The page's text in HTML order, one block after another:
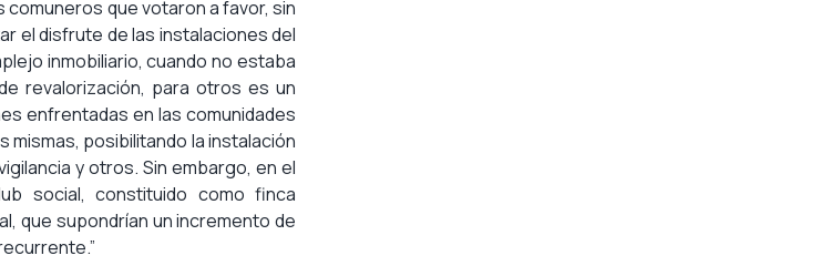
comuneros que votaron a favor, sin
el disfrute de las instalaciones del
inmobiliario, cuando no estaba
revalorización, para otros es un
enfrentadas en las comunidades
mismas, posibilitando la instalación
y otros. Sin embargo, en el
social, constituido como finca
que supondrían un incremento de